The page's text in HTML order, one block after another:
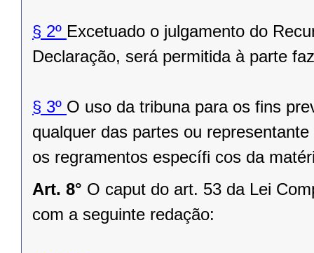
§ 2º Excetuado o julgamento do
Declaração, será permitida à parte
§ 3º O uso da tribuna para os fins
qualquer das partes ou
os regramentos específi cos da
Art. 8° O caput do art. 53 da Lei
com a seguinte redação: